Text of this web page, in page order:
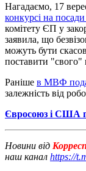
Нагадаємо, 17
конкурсі на
комітету ЄП у
заявила, що
можуть бути
поставити
Раніше в МВФ
залежність від
Євросоюз і США
Новини від
наш канал https://